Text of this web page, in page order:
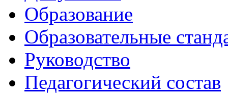
Образование
Образовательные
Руководство
Педагогический состав